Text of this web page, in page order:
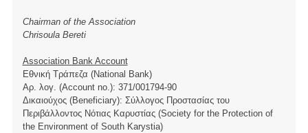
Chairman of the Association
Chrisoula Bereti
Association Bank Account
Εθνική Τράπεζα (National Bank)
Αρ. λογ. (Account no.): 371/001794-90
Δικαιούχος (Beneficiary): Σύλλογος Προστασίας του
Περιβάλλοντος Νότιας Καρυστίας (Society for the Protection of
the Environment of South Karystia)